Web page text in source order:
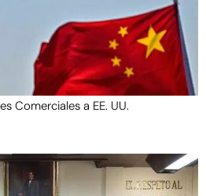
Comerciales a EE. UU.